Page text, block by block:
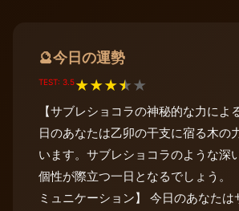
🔮今日の運勢
TEST: 3.5★★★★★
【サブレショコラの神秘的な力によ
日のあなたは乙卯の干支に宿る木の
います。サブレショコラのような深
個性が際立つ一日となるでしょう。
ミュニケーション】 今日のあなたは